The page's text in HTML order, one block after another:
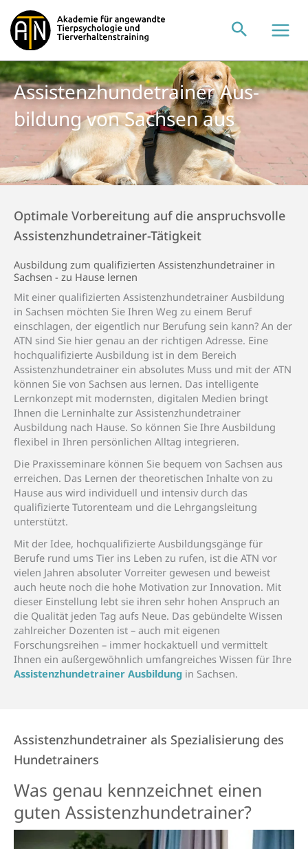
Inhalt
springen
Assistenz­hunde­trainer Aus­
bildung von Sachsen aus
Optimale Vorbereitung auf die anspruchsvolle
Assistenzhundetrainer-Tätigkeit
Aus­bildung zum qualifi­zierten Assistenz­­hunde­­trainer in
Sachsen - zu Hause lernen
Mit einer qualifizierten Assistenzhundetrainer Ausbildung
in Sachsen möchten Sie Ihren Weg zu einem Beruf
einschlagen, der eigentlich nur Berufung sein kann? An der
ATN sind Sie hier genau an der richtigen Adresse. Eine
hochqualifizierte Ausbildung ist in dem Bereich
Assistenzhundetrainer ein absolutes Muss und mit der ATN
können Sie von Sachsen aus lernen. Das intelligente
Lernkonzept mit modernsten, digitalen Medien bringt
Ihnen die Lerninhalte zur Assistenzhundetrainer
Ausbildung nach Hause. So können Sie Ihre Ausbildung
flexibel in Ihren persönlichen Alltag integrieren.
Die Praxisseminare können Sie bequem von Sachsen aus
erreichen. Das Lernen der theoretischen Inhalte von zu
Hause aus wird individuell und intensiv durch das
qualifizierte Tutorenteam und die Lehrgangsleitung
unterstützt.
Mit der Idee, hochqualifizierte Ausbildungsgänge für
Berufe rund ums Tier ins Leben zu rufen, ist die ATN vor
vielen Jahren absoluter Vorreiter gewesen und beweist
auch heute noch die hohe Motivation zur Innovation. Mit
dieser Einstellung lebt sie ihren sehr hohen Anspruch an
die Qualität jeden Tag aufs Neue. Das gebündelte Wissen
zahlreicher Dozenten ist – auch mit eigenen
Forschungsreihen – immer hockaktuell und vermittelt
Ihnen ein außergewöhnlich umfangreiches Wissen für Ihre
Assistenzhundetrainer Ausbildung in Sachsen.
Assistenzhundetrainer als Spezialisierung des
Hundetrainers
Was genau kenn­zeichnet einen
guten Assistenz­­hunde­­trainer?